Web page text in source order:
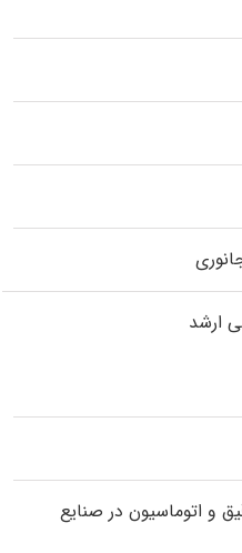
ارشد
و اتوماسیون در صنایع